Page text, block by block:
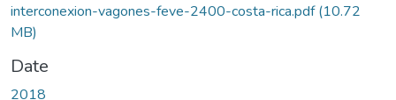
interconexion-vagones-feve-2400-costa-rica.pdf(10.72
MB)
Date
2018